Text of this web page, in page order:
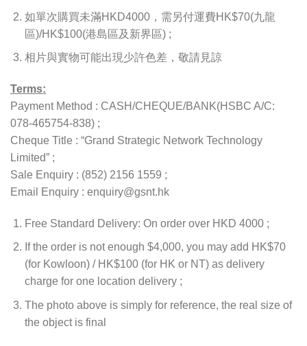
如單次購買未滿HKD4000，需另付運費HK$70(九龍
區)/HK$100(港島區及新界區) ;
相片與實物可能出現少許色差，敬請見諒
Terms:
Payment Method : CASH/CHEQUE/BANK(HSBC A/C:
078-465754-838) ;
Cheque Title : “Grand Strategic Network Technology
Limited” ;
Sale Enquiry : (852) 2156 1559 ;
Email Enquiry : enquiry@gsnt.hk
Free Standard Delivery: On order over HKD 4000 ;
If the order is not enough $4,000, you may add HK$70
(for Kowloon) / HK$100 (for HK or NT) as delivery
charge for one location delivery ;
The photo above is simply for reference, the real size of
the object is final